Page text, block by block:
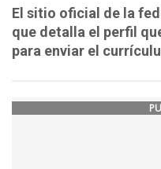
El sitio oficial de la
que detalla el perfil
para enviar el